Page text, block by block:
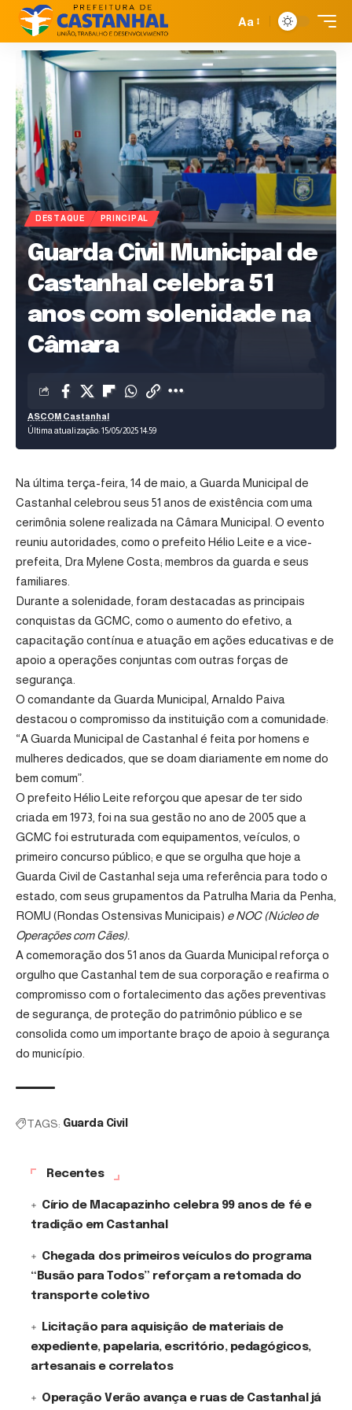
Aa
DESTAQUE PRINCIPAL
Guarda Civil Municipal de
Castanhal celebra 51
anos com solenidade na
Câmara
Última atualização: 15/05/2025 14:59
ASCOM Castanhal
Na última terça-feira, 14 de maio, a Guarda Municipal de
Castanhal celebrou seus 51 anos de existência com uma
cerimônia solene realizada na Câmara Municipal. O evento
reuniu autoridades, como o prefeito Hélio Leite e a vice-
prefeita, Dra Mylene Costa; membros da guarda e seus
familiares.
Durante a solenidade, foram destacadas as principais
conquistas da GCMC, como o aumento do efetivo, a
capacitação contínua e atuação em ações educativas e de
apoio a operações conjuntas com outras forças de
segurança.
O comandante da Guarda Municipal, Arnaldo Paiva
destacou o compromisso da instituição com a comunidade:
“A Guarda Municipal de Castanhal é feita por homens e
mulheres dedicados, que se doam diariamente em nome do
bem comum”.
O prefeito Hélio Leite reforçou que apesar de ter sido
criada em 1973, foi na sua gestão no ano de 2005 que a
GCMC foi estruturada com equipamentos, veículos, o
primeiro concurso público; e que se orgulha que hoje a
Guarda Civil de Castanhal seja uma referência para todo o
estado, com seus grupamentos da Patrulha Maria da Penha,
ROMU (Rondas Ostensivas Municipais) e NOC (Núcleo de
Operações com Cães).
A comemoração dos 51 anos da Guarda Municipal reforça o
orgulho que Castanhal tem de sua corporação e reafirma o
compromisso com o fortalecimento das ações preventivas
de segurança, de proteção do patrimônio público e se
consolida como um importante braço de apoio à segurança
do município.
TAGS: Guarda Civil
Recentes
Círio de Macapazinho celebra 99 anos de fé e
tradição em Castanhal
Chegada dos primeiros veículos do programa
“Busão para Todos” reforçam a retomada do
transporte coletivo
Licitação para aquisição de materiais de
expediente, papelaria, escritório, pedagógicos,
artesanais e correlatos
Operação Verão avança e ruas de Castanhal já